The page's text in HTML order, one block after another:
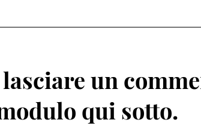
un
qui sotto.